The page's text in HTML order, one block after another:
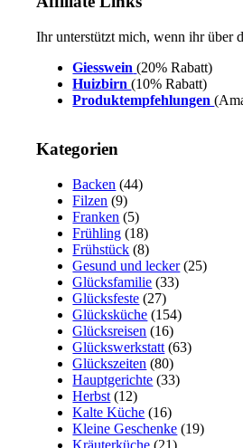
Ihr unterstützt mich, wenn ihr über
Giesswein (20% Rabatt)
Huizbirn(10% Rabatt)
Produktempfehlungen
Kategorien
Backen (44)
Filzen (9)
Franken (5)
Frühling (18)
Frühstück (8)
Gesund und lecker(25)
Glücksfamilie (33)
Glücksfeste (27)
Glücksküche (154)
Glücksreisen (16)
Glückswerkstatt (63)
Glückszeiten (80)
Hauptgerichte (33)
Herbst (12)
Kalte Küche (16)
Kleine Geschenke (19)